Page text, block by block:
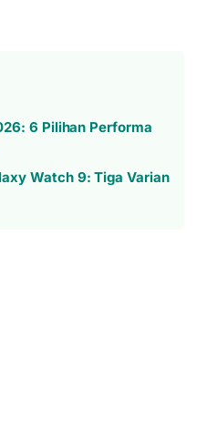
6 Pilihan Performa
Watch 9: Tiga Varian